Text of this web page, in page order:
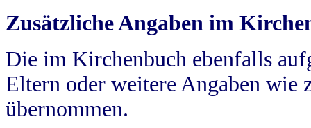
Zusätzliche Angaben im
Die im Kirchenbuch ebenfalls
Eltern oder weitere Angaben wie
übernommen.